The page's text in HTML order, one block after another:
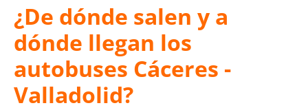
¿De dónde salen y a
dónde llegan los
autobuses Cáceres -
Valladolid?